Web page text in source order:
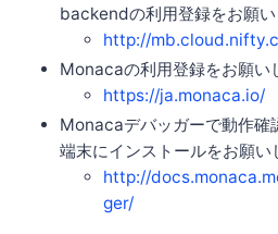
backendの利用登録をお願い
http://
Monacaの利用登録をお願い
https://ja.monaca.io/
Monacaデバッガーで動作確
端末にインストールをお願い
http://
ger/